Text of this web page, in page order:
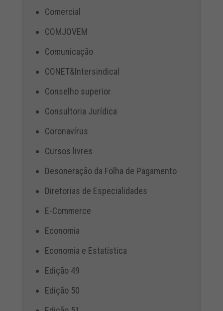
Comercial
COMJOVEM
Comunicação
CONET&Intersindical
Conselho superior
Consultoria Jurídica
Coronavírus
Cursos livres
Desoneração da Folha de Pagamento
Diretorias de Especialidades
E-Commerce
Economia
Economia e Estatística
Edição 49
Edição 50